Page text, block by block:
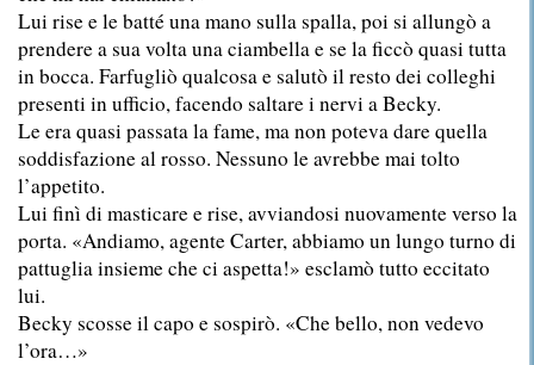
Lui rise e le batté una mano sulla spalla, poi si allungò a
prendere a sua volta una ciambella e se la ficcò quasi tutta
in bocca. Farfugliò qualcosa e salutò il resto dei colleghi
presenti in ufficio, facendo saltare i nervi a Becky.
Le era quasi passata la fame, ma non poteva dare quella
soddisfazione al rosso. Nessuno le avrebbe mai tolto
l’appetito.
Lui finì di masticare e rise, avviandosi nuovamente verso la
porta. «Andiamo, agente Carter, abbiamo un lungo turno di
pattuglia insieme che ci aspetta!» esclamò tutto eccitato
lui.
Becky scosse il capo e sospirò. «Che bello, non vedevo
l’ora…»